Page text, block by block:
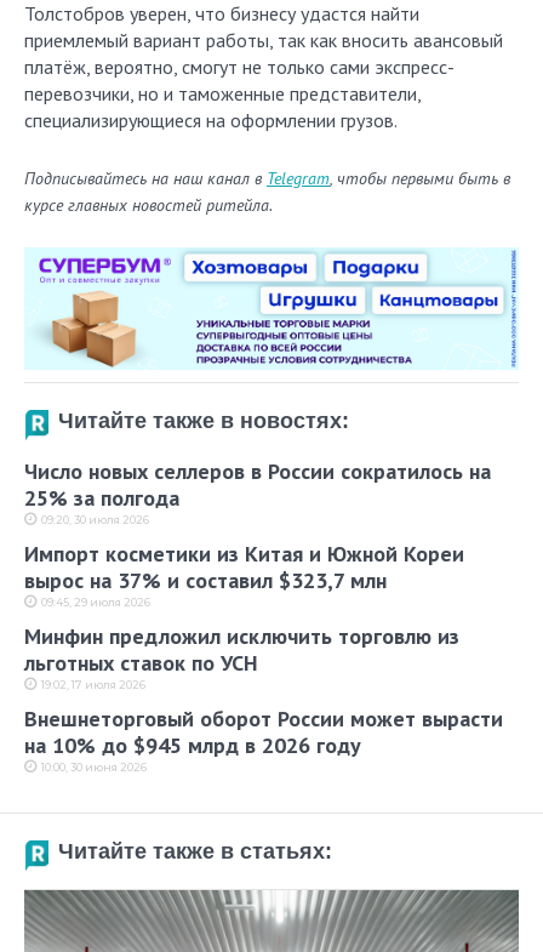
Толстобров уверен, что бизнесу удастся найти
приемлемый вариант работы, так как вносить авансовый
платёж, вероятно, смогут не только сами экспресс-
перевозчики, но и таможенные представители,
специализирующиеся на оформлении грузов.
Подписывайтесь на наш канал в Telegram, чтобы первыми быть в
курсе главных новостей ритейла.
Читайте также в новостях:
Число новых селлеров в России сократилось на
25% за полгода
09:20, 30 июля 2026
Импорт косметики из Китая и Южной Кореи
вырос на 37% и составил $323,7 млн
09:45, 29 июля 2026
Минфин предложил исключить торговлю из
льготных ставок по УСН
19:02, 17 июля 2026
Внешнеторговый оборот России может вырасти
на 10% до $945 млрд в 2026 году
10:00, 30 июня 2026
Читайте также в статьях: